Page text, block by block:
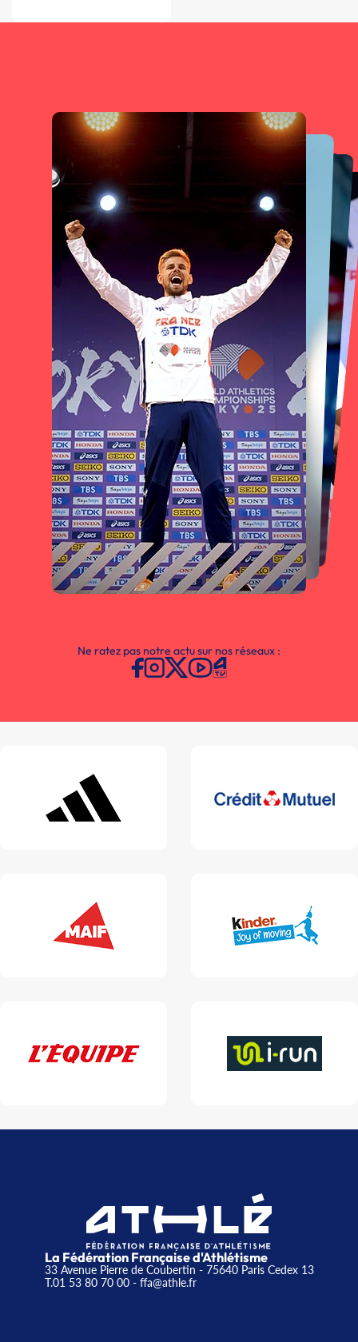
Ne ratez pas notre actu sur nos réseaux :
La Fédération Française d'Athlétisme
33 Avenue Pierre de Coubertin - 75640 Paris Cedex 13
T.01 53 80 70 00- ffa@athle.fr